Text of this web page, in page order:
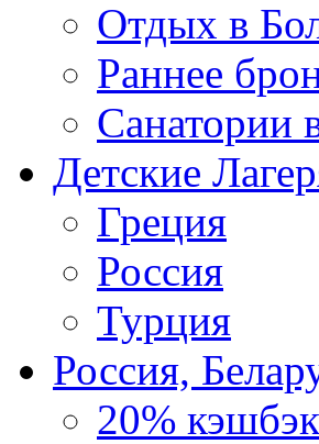
Отдых в
Раннее
Санатории
Детские
Греция
Россия
Турция
Россия,
20%